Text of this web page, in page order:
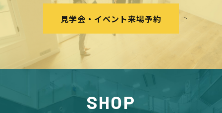
見学会・イベント来場予約
SHOP